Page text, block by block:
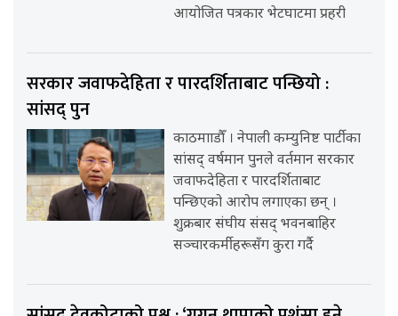
आयोजित पत्रकार भेटघाटमा प्रहरी
सरकार जवाफदेहिता र पारदर्शिताबाट पन्छियो :
सांसद् पुन
काठमााडौँ । नेपाली कम्युनिष्ट पार्टीका
सांसद् वर्षमान पुनले वर्तमान सरकार
जवाफदेहिता र पारदर्शिताबाट
पन्छिएको आरोप लगाएका छन् ।
शुक्रबार संघीय संसद् भवनबाहिर
सञ्चारकर्मीहरूसँग कुरा गर्दै